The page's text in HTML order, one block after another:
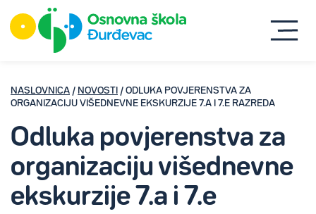
NASLOVNICA / NOVOSTI
/ ODLUKA POVJERENSTVA ZA
ORGANIZACIJU VIŠEDNEVNE EKSKURZIJE 7.A I 7.E RAZREDA
Odluka povjerenstva za
organizaciju višednevne
ekskurzije 7.a i 7.e